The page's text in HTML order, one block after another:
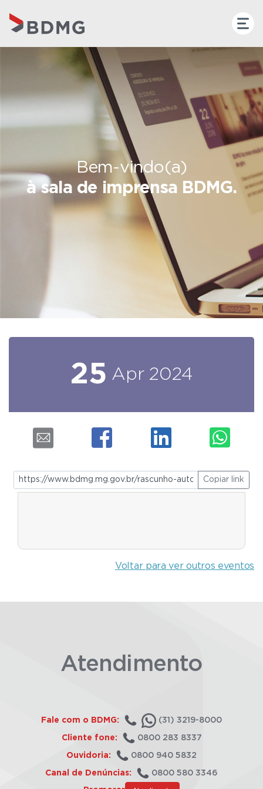
Bem-vindo(a)
à sala de imprensa BDMG.
25 Apr 2024
Copiar link
Voltar para ver outros eventos
Atendimento
Fale com o BDMG: (31) 3219-8000
Cliente fone: 0800 283 8337
Ouvidoria: 0800 940 5832
Canal de Denúncias: 0800 580 3346